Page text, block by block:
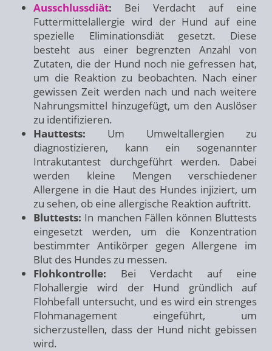
Ausschlussdiät: Bei Verdacht auf eine
Futtermittelallergie wird der Hund auf eine
spezielle Eliminationsdiät gesetzt. Diese
besteht aus einer begrenzten Anzahl von
Zutaten, die der Hund noch nie gefressen hat,
um die Reaktion zu beobachten. Nach einer
gewissen Zeit werden nach und nach weitere
Nahrungsmittel hinzugefügt, um den Auslöser
zu identifizieren.
Hauttests: Um Umweltallergien zu
diagnostizieren, kann ein sogenannter
Intrakutantest durchgeführt werden. Dabei
werden kleine Mengen verschiedener
Allergene in die Haut des Hundes injiziert, um
zu sehen, ob eine allergische Reaktion auftritt.
Bluttests: In manchen Fällen können Bluttests
eingesetzt werden, um die Konzentration
bestimmter Antikörper gegen Allergene im
Blut des Hundes zu messen.
Flohkontrolle: Bei Verdacht auf eine
Flohallergie wird der Hund gründlich auf
Flohbefall untersucht, und es wird ein strenges
Flohmanagement eingeführt, um
sicherzustellen, dass der Hund nicht gebissen
wird.